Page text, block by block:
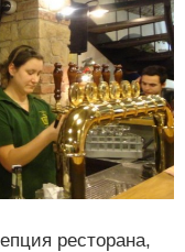
ресторана,